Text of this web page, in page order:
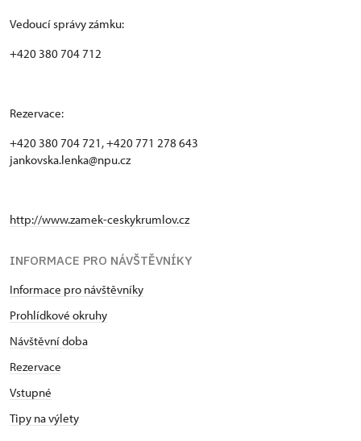
Vedoucí správy zámku:
+420 380 704 712
Rezervace:
+420 380 704 721, +420 771 278 643
jankovska.lenka@npu.cz
http://www.zamek-ceskykrumlov.cz
INFORMACE PRO NÁVŠTĚVNÍKY
Informace pro návštěvníky
Prohlídkové okruhy
Návštěvní doba
Rezervace
Vstupné
Tipy na výlety